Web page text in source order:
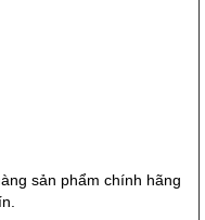
sản phẩm chính hãng